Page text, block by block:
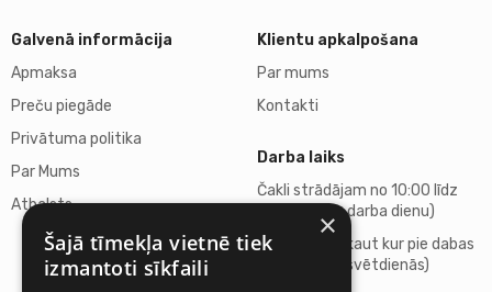
Galvenā informācija
Apmaksa
Preču piegāde
Privātuma politika
Par Mums
Atbalsts
Klientu apkalpošana
Par mums
Kontakti
Darba laiks
Čakli strādājam no 10:00 līdz
18:00 (katru darba dienu)
Atpūšamies kaut kur pie dabas
(sestdienās, svētdienās)
×
Šajā tīmekļa vietnē tiek
izmantoti sīkfaili